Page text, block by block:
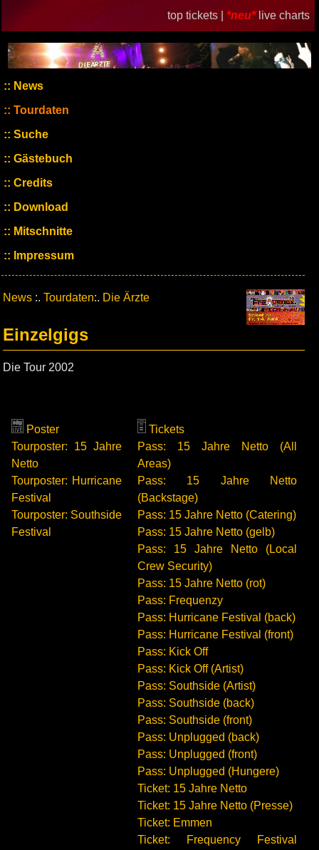
top tickets | *neu* live charts
News
Tourdaten
Suche
Gästebuch
Credits
Download
Mitschnitte
Impressum
News :. Tourdaten:. Die Ärzte
Einzelgigs
Die Tour 2002
Poster
Tourposter: 15 Jahre
Netto
Tourposter: Hurricane
Festival
Tourposter: Southside
Festival
Tickets
Pass: 15 Jahre Netto (All
Areas)
Pass: 15 Jahre Netto
(Backstage)
Pass: 15 Jahre Netto (Catering)
Pass: 15 Jahre Netto (gelb)
Pass: 15 Jahre Netto (Local
Crew Security)
Pass: 15 Jahre Netto (rot)
Pass: Frequenzy
Pass: Hurricane Festival (back)
Pass: Hurricane Festival (front)
Pass: Kick Off
Pass: Kick Off (Artist)
Pass: Southside (Artist)
Pass: Southside (back)
Pass: Southside (front)
Pass: Unplugged (back)
Pass: Unplugged (front)
Pass: Unplugged (Hungere)
Ticket: 15 Jahre Netto
Ticket: 15 Jahre Netto (Presse)
Ticket: Emmen
Ticket: Frequency Festival